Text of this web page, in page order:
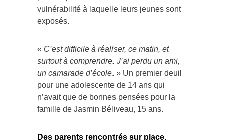
vulnérabilité à laquelle leurs jeunes sont
exposés.
C’est difficile à réaliser, ce matin, et
surtout à comprendre. J’ai perdu un ami,
un camarade d’école
. » Un premier deuil
pour une adolescente de 14 ans qui
n’avait que de bonnes pensées pour la
famille de Jasmin Béliveau, 15 ans.
Des parents rencontrés sur place,